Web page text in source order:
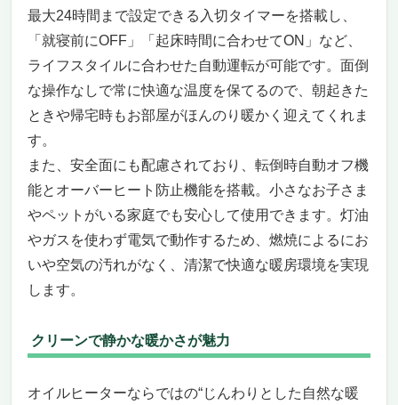
最大24時間まで設定できる入切タイマーを搭載し、
「就寝前にOFF」「起床時間に合わせてON」など、
ライフスタイルに合わせた自動運転が可能です。面倒
な操作なしで常に快適な温度を保てるので、朝起きた
ときや帰宅時もお部屋がほんのり暖かく迎えてくれま
す。
また、安全面にも配慮されており、転倒時自動オフ機
能とオーバーヒート防止機能を搭載。小さなお子さま
やペットがいる家庭でも安心して使用できます。灯油
やガスを使わず電気で動作するため、燃焼によるにお
いや空気の汚れがなく、清潔で快適な暖房環境を実現
します。
クリーンで静かな暖かさが魅力
オイルヒーターならではの“じんわりとした自然な暖